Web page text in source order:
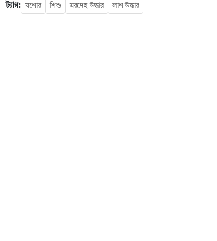
ট্যাগ: যশোর শিশু মরদেহ উদ্ধার লাশ উদ্ধার